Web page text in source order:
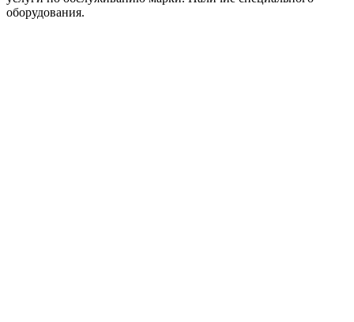
оборудования.